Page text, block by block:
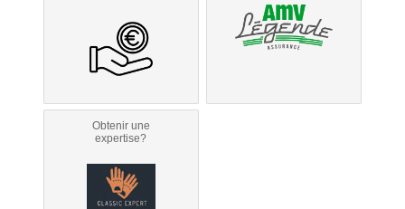
Obtenir une
expertise?